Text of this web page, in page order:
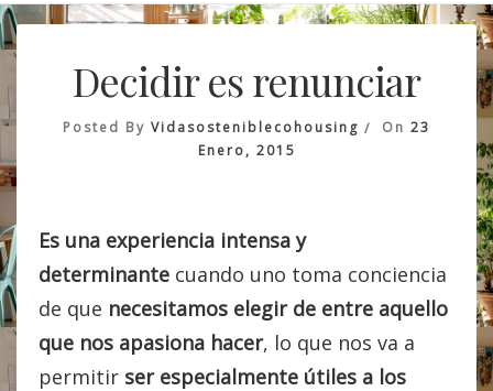
Decidir es renunciar
Posted By Vidasosteniblecohousing On 23
Enero, 2015
Es una experiencia intensa y
determinante cuando uno toma conciencia
de que necesitamos elegir de entre aquello
que nos apasiona hacer, lo que nos va a
permitir ser especialmente útiles a los